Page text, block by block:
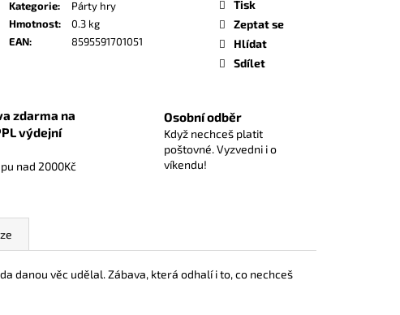
Kategorie:
Párty hry
Hmotnost:
0.3 kg
EAN: 8595591701051
Tisk
Zeptat se
Hlídat
Sdílet
zdarma na
výdejní
nad 2000Kč
Osobní odběr
Když nechceš platit
poštovné. Vyzvedni i o
víkendu!
danou věc udělal. Zábava, která odhalí i to, co nechceš
ZÁKLADNÍ HRA